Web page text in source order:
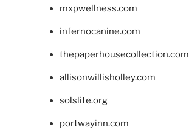
mxpwellness.com
infernocanine.com
thepaperhousecollection.com
allisonwillisholley.com
solslite.org
portwayinn.com